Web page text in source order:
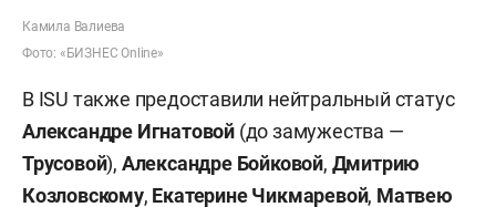
Камила Валиева
Фото: «БИЗНЕС Online»
В ISU также предоставили нейтральный статус
Александре Игнатовой (до замужества —
Трусовой), Александре Бойковой, Дмитрию
Козловскому, Екатерине Чикмаревой, Матвею